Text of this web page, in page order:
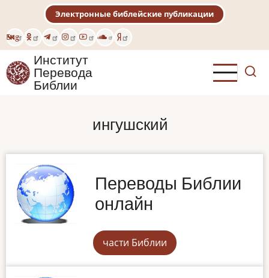
основному
содержанию
Eng
Электронные библейские публикации
Институт
Перевода
Библии
ингушский
Переводы Библии
онлайн
части Библии